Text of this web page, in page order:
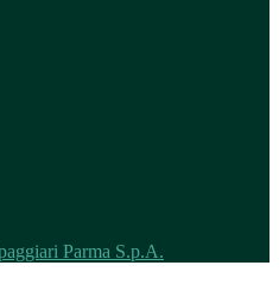
Parma S.p.A.